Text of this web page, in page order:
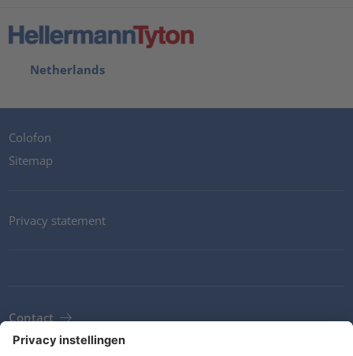
Netherlands
Colofon
Sitemap
Privacy statement
Contact
Newsletter